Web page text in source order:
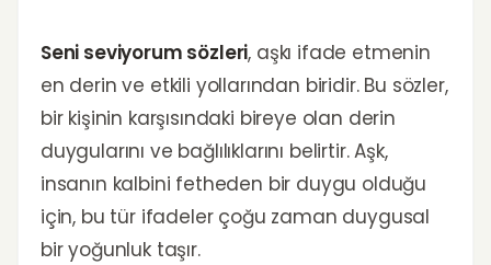
Seni seviyorum sözleri, aşkı ifade etmenin
en derin ve etkili yollarından biridir. Bu sözler,
bir kişinin karşısındaki bireye olan derin
duygularını ve bağlılıklarını belirtir. Aşk,
insanın kalbini fetheden bir duygu olduğu
için, bu tür ifadeler çoğu zaman duygusal
bir yoğunluk taşır.